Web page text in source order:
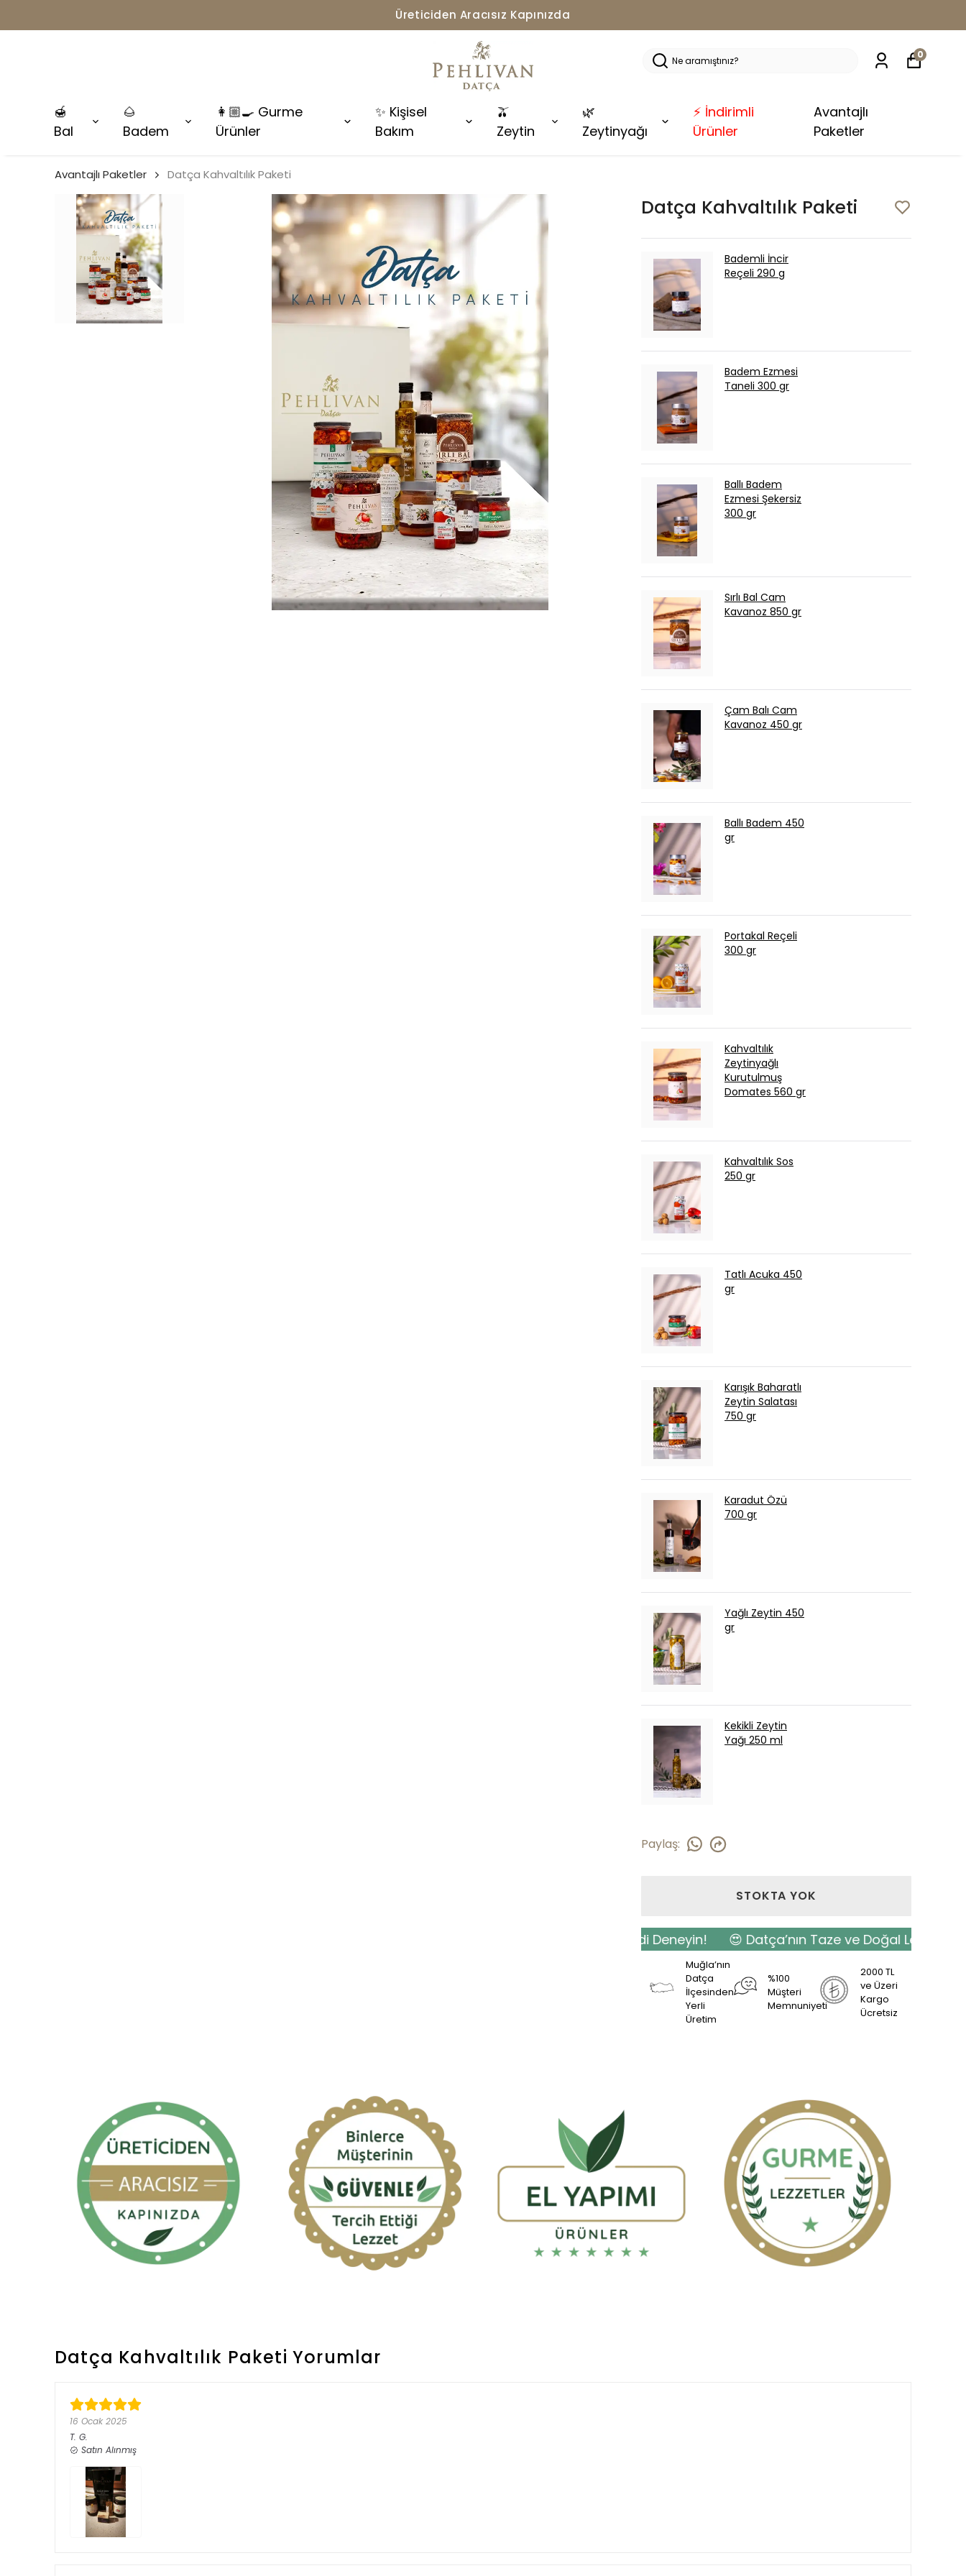
Üreticiden Aracısız Kapınızda
🍯
Bal
🌰
Badem
👩🏼‍🍳 Gurme
Ürünler
✨ Kişisel
Bakım
🫒
Zeytin
🌿
Zeytinyağı
⚡ İndirimli
Ürünler
Avantajlı
Paketler
0
Avantajlı Paketler Datça Kahvaltılık Paketi
Datça Kahvaltılık Paketi
Bademli İncir
Reçeli 290 g
Badem Ezmesi
Taneli 300 gr
Ballı Badem
Ezmesi Şekersiz
300 gr
Sırlı Bal Cam
Kavanoz 850 gr
Çam Balı Cam
Kavanoz 450 gr
Ballı Badem 450
gr
Portakal Reçeli
300 gr
Kahvaltılık
Zeytinyağlı
Kurutulmuş
Domates 560 gr
Kahvaltılık Sos
250 gr
Tatlı Acuka 450
gr
Karışık Baharatlı
Zeytin Salatası
750 gr
Karadut Özü
700 gr
Yağlı Zeytin 450
gr
Kekikli Zeytin
Yağı 250 ml
Paylaş:
STOKTA YOK
😍 Datça’nın Taze ve Doğal Lezzetlerini Şimdi Deneyin! 😍 Datça’nın Taze ve Doğal Lezzetlerini
Muğla’nın
Datça
İlçesinden
Yerli
Üretim
%100
Müşteri
Memnuniyeti
2000 TL
ve Üzeri
Kargo
Ücretsiz
Datça Kahvaltılık Paketi Yorumlar
16 Ocak 2025
T. G.
Satın Alınmış